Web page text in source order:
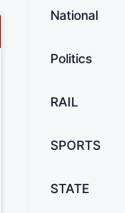
National
Politics
RAIL
SPORTS
STATE